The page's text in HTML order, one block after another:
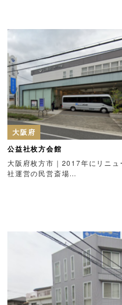
大阪府
公益社枚方会館
大阪府枚方市｜2017年にリニ
社運営の民営斎場…